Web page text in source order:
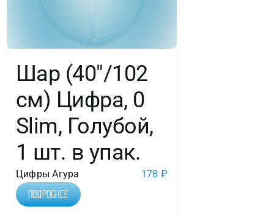
Шар (40″/102
см) Цифра, 0
Slim, Голубой,
1 шт. в упак.
Цифры Агура 178 ₽
Подробнее